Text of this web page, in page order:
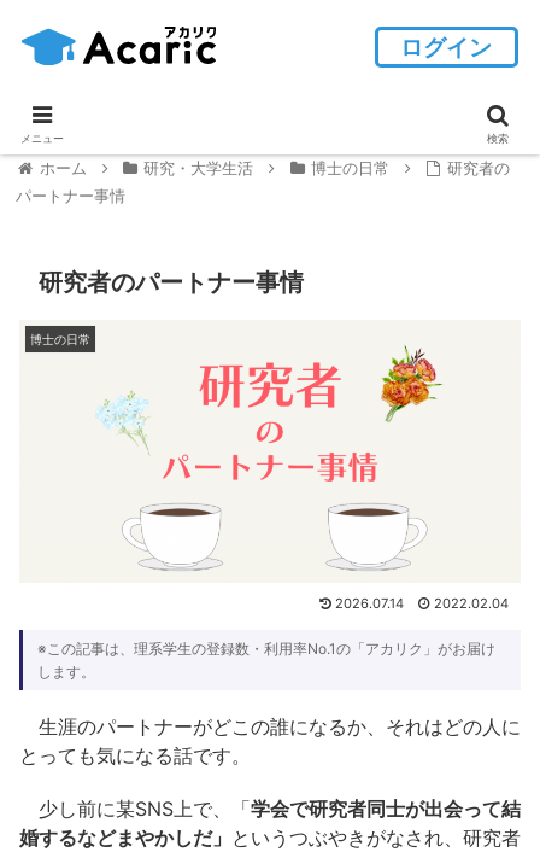
ホーム 研究・大学生活 博士の日常
研究者の
パートナー事情
研究者のパートナー事情
博士の日常
2026.07.14 2022.02.04
※この記事は、理系学生の登録数・利用率No.1の「アカリク」がお届け
します。
生涯のパートナーがどこの誰になるか、それはどの人に
とっても気になる話です。
少し前に某SNS上で、「学会で研究者同士が出会って結
婚するなどまやかしだ」 というつぶやきがなされ、研究者
ログイン
メニュー 検索